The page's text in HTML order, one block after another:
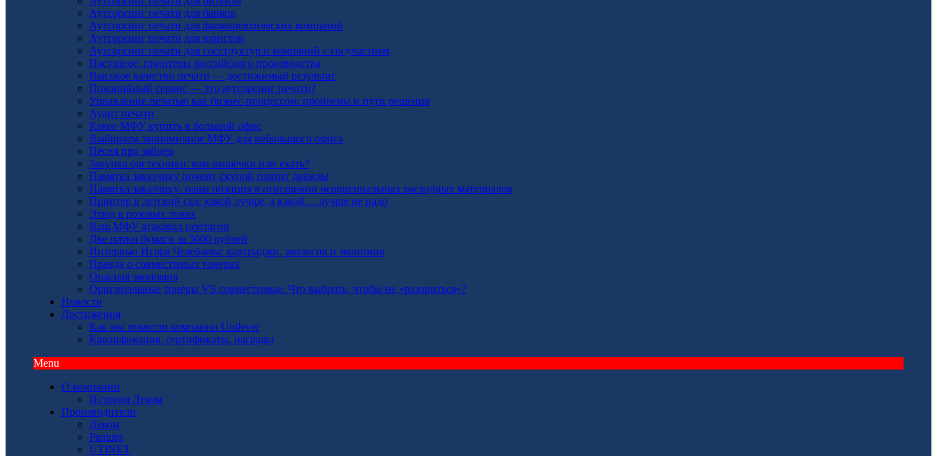
Аутсорсинг печати для банков
Аутсорсинг печати для фармацевтических компаний
Аутсорсинг печати для юристов
Аутсорсинг печати для госструктур и компаний с госучастием
Насущное: принтеры российского производства
Высокое качество печати — достижимый результат
Покопийный сервис — это аутсорсинг печати?
Управление печатью как бизнес-процессом: проблемы и пути решения
Аудит печати
Какое МФУ купить в большой офис
Выбираем экономичное МФУ для небольшого офиса
Песня про зайцев
Закупка оргтехники: вам шашечки или ехать?
Памятка заказчику почему скупой платит дважды
Памятка заказчику: наша позиция в отношении неоригинальных расходных материалов
Принтер в детский сад: какой лучше, а какой… лучше не надо
Этюд в розовых тонах
Ваш МФУ атаковал пентагон
Две пачки бумаги за 5000 рублей
Интервью Игоря Челебаева: картриджи, экология и экономия
Правда о совместимых тонерах
Опасная экономия
Оригинальные тонеры VS совместимые. Что выбрать, чтобы не «разориться»?
Новости
Достижения
Как мы помогли компании Unilever
Квалификация, сертификаты, награды
Menu
О компании
История Леком
Производители
Леком
Pantum
UTINET